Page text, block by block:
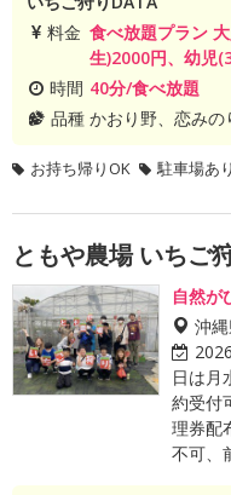
料金 食べ放題プラン
生)2000円、幼児
時間 40分/食べ放題
品種 かおり野、恋み
お持ち帰りOK 駐車場あり
ともや農場 いちご
自然が
沖
日は月
約受付
理券配
不可、